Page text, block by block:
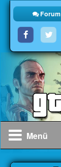
Forum
Menü